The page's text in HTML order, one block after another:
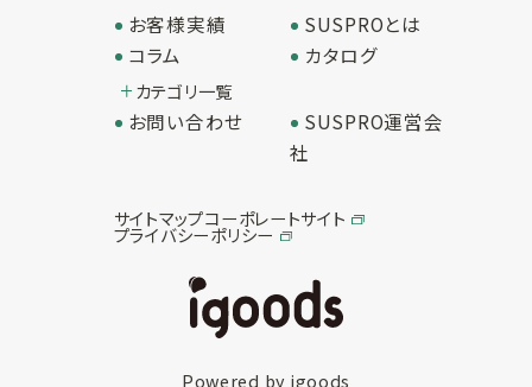
Powered by igoods
お客様実績
SUSPROとは
コラム
カテゴリ一覧
カタログ
お問い合わせ
SUSPRO運営会
社
サイトマップコーポレートサイト
プライバシーポリシー